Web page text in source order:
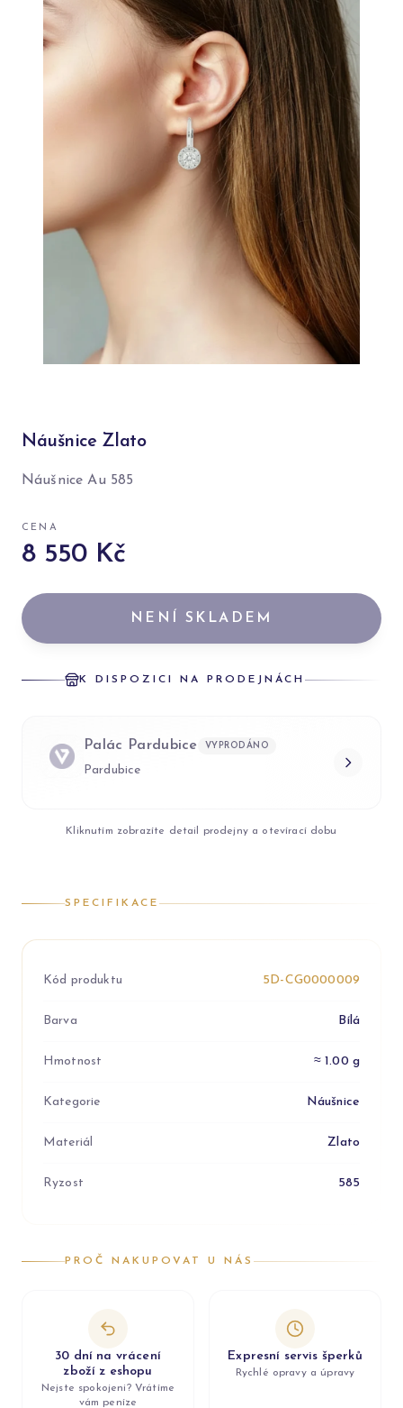
Náušnice Zlato
Náušnice Au 585
CENA
8 550 Kč
NENÍ SKLADEM
K DISPOZICI NA PRODEJNÁCH
Palác Pardubice VYPRODÁNO
Pardubice
Kliknutím zobrazíte detail prodejny a otevírací dobu
SPECIFIKACE
Kód produktu 5D-CG0000009
Barva Bílá
Hmotnost ≈ 1.00 g
Kategorie Náušnice
Materiál Zlato
Ryzost 585
PROČ NAKUPOVAT U NÁS
30 dní na vrácení
zboží z eshopu
Nejste spokojeni? Vrátíme
vám peníze
Expresní servis šperků
Rychlé opravy a úpravy